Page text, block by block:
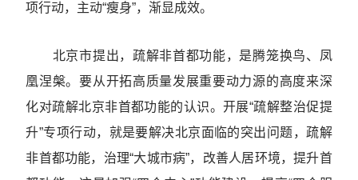
项行动，主动“瘦身”，渐显成效。
北京市提出，疏解非首都功能，是腾笼换鸟、凤
凰涅槃。要从开拓高质量发展重要动力源的高度来深
化对疏解北京非首都功能的认识。开展“疏解整治促提
升”专项行动，就是要解决北京面临的突出问题，疏解
非首都功能，治理“大城市病”，改善人居环境，提升首